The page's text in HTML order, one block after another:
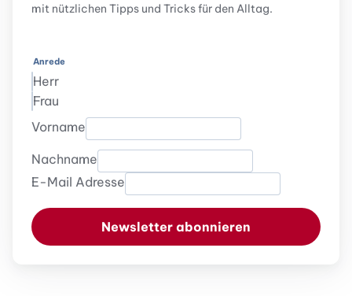
mit nützlichen Tipps und Tricks für den Alltag.
Anrede
Herr
Frau
Vorname
Nachname
E-Mail Adresse
Newsletter abonnieren